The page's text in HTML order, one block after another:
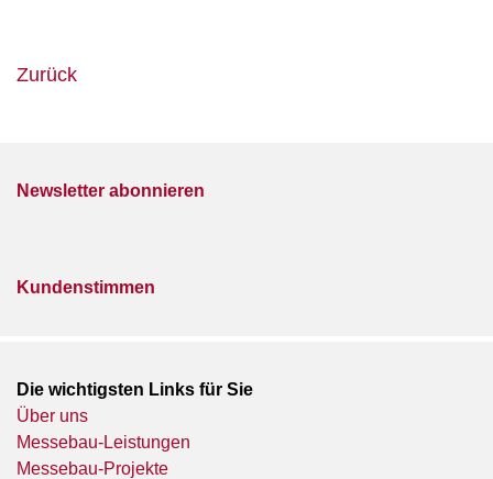
Zurück
Newsletter abonnieren
Kundenstimmen
Die wichtigsten Links für Sie
Über uns
Messebau-Leistungen
Messebau-Projekte